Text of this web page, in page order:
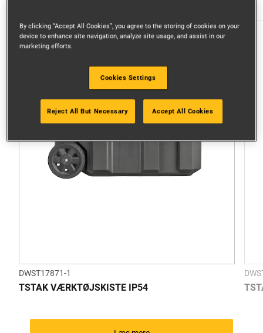
DWST17871-1
TSTAK VÆRKTØJSKISTE IP54
By clicking “Accept All Cookies”, you agree to the storing of cookies on your
device to enhance site navigation, analyze site usage, and assist in our
marketing efforts.
Cookies Settings
Reject All But Necessary Accept All Cookies